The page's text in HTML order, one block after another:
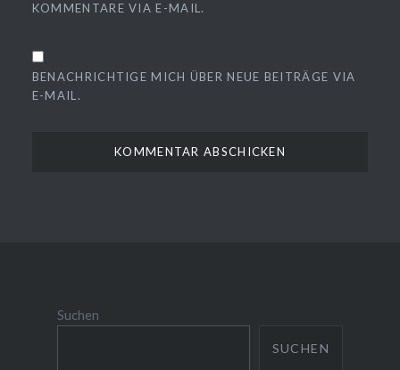
KOMMENTARE VIA E-MAIL.
BENACHRICHTIGE MICH ÜBER NEUE BEITRÄGE VIA
E-MAIL.
Suchen
SUCHEN